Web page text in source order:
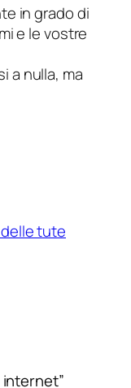
in grado di
e le vostre
a nulla, ma
tute
internet”